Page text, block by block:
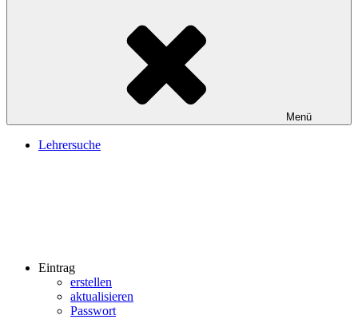
Menü
Lehrersuche
Eintrag
erstellen
aktualisieren
Passwort